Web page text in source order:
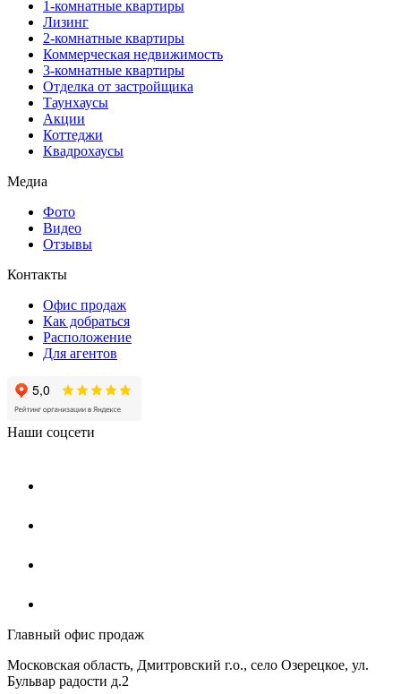
1-комнатные квартиры
Лизинг
2-комнатные квартиры
Коммерческая недвижимость
3-комнатные квартиры
Отделка от застройщика
Таунхаусы
Акции
Коттеджи
Квадрохаусы
Медиа
Фото
Видео
Отзывы
Контакты
Офис продаж
Как добраться
Расположение
Для агентов
Наши соцсети
Главный офис продаж
Московская область, Дмитровский г.о., село Озерецкое, ул.
Бульвар радости д.2